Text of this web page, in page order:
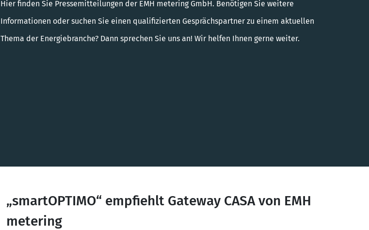
Hier finden Sie Pressemitteilungen der EMH metering GmbH. Benötigen Sie weitere
Informationen oder suchen Sie einen qualifizierten Gesprächspartner zu einem aktuellen
Thema der Energiebranche? Dann sprechen Sie uns an! Wir helfen Ihnen gerne weiter.
„smartOPTIMO“ empfiehlt Gateway CASA von EMH
metering